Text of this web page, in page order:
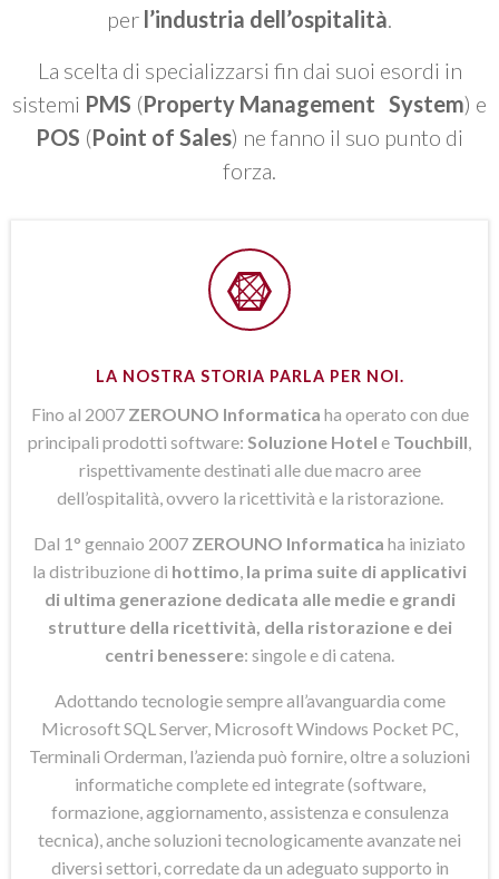
per l’industria dell’ospitalità
La scelta di specializzarsi fin dai suoi esordi in
sistemi PMS (Property Management System) e
POS (Point of Sales) ne fanno il suo punto di
forza.
LA NOSTRA STORIA PARLA PER NOI.
Fino al 2007 ZEROUNO Informatica ha operato con due
principali prodotti software: Soluzione Hotel e Touchbill
rispettivamente destinati alle due macro aree
dell’ospitalità, ovvero la ricettività e la ristorazione.
Dal 1° gennaio 2007 ZEROUNO Informatica ha iniziato
la distribuzione di hottimo la prima suite di applicativi
di ultima generazione dedicata alle medie e grandi
strutture della ricettività, della ristorazione e dei
centri benessere: singole e di catena.
Adottando tecnologie sempre all’avanguardia come
Microsoft SQL Server, Microsoft Windows Pocket PC,
Terminali Orderman, l’azienda può fornire, oltre a soluzioni
informatiche complete ed integrate (software,
formazione, aggiornamento, assistenza e consulenza
tecnica), anche soluzioni tecnologicamente avanzate nei
diversi settori, corredate da un adeguato supporto in